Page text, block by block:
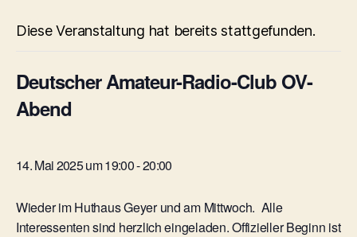
Diese Veranstaltung hat bereits stattgefunden.
Deutscher Amateur-Radio-Club OV-
Abend
14. Mai 2025 um 19:00-20:00
Wieder im Huthaus Geyer und am Mittwoch. Alle
Interessenten sind herzlich eingeladen. Offizieller Beginn ist